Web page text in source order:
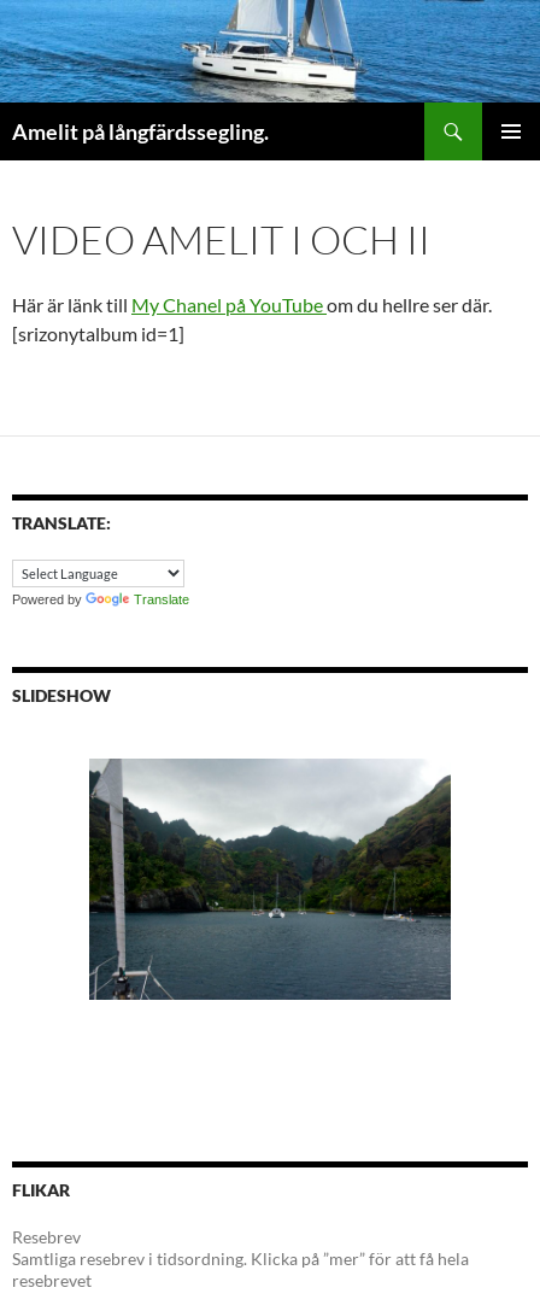
Amelit på långfärdssegling.
VIDEO AMELIT I OCH II
Här är länk till My Chanel på YouTubeom du hellre ser där.
[srizonytalbum id=1]
TRANSLATE:
Powered by Translate
SLIDESHOW
FLIKAR
Resebrev
Samtliga resebrev i tidsordning. Klicka på ”mer” för att få hela
resebrevet